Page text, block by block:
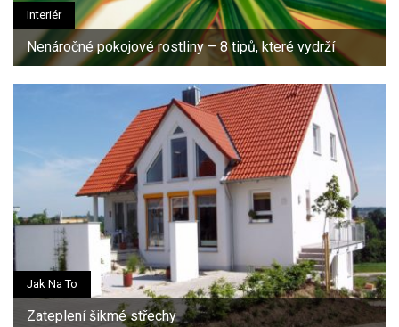
Interiér
Nenáročné pokojové rostliny – 8 tipů, které vydrží
Jak Na To
Zateplení šikmé střechy